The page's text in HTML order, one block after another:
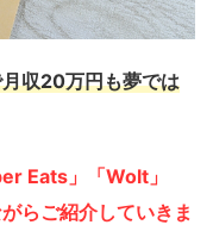
収20万円も夢では
Eats」「Wolt」
らご紹介していきま